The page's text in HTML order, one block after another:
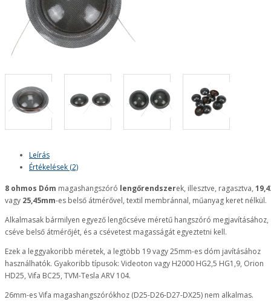
Leírás
Értékelések (2)
8 ohmos Dóm magashangszóró lengőrendszerek, illesztve, ragasztva,
vagy 25,45mm-es belső átmérővel, textil membránnal, műanyag keret nélkül.
Alkalmasak bármilyen egyező lengőcséve méretű hangszóró megjavításához,
cséve belső átmérőjét, és a csévetest magasságát egyeztetni kell.
Ezek a leggyakoribb méretek, a legtöbb 19 vagy 25mm-es dóm javításához
használhatók. Gyakoribb típusok: Videoton vagy H2000 HG2,5 HG1,9, Orion
HD25, Vifa BC25, TVM-Tesla ARV 104.
26mm-es Vifa magashangszórókhoz (D25-D26-D27-DX25) nem alkalmas.